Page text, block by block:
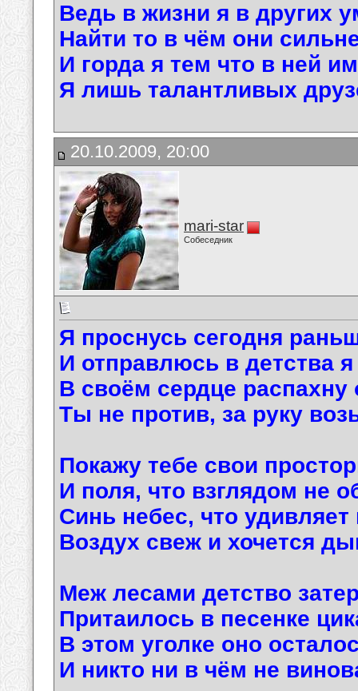
Ведь в жизни я в других
Найти то в чём они
И горда я тем что в ней
Я лишь талантливых
20.10.2009, 20:00
mari-star
Собеседник
Я проснусь сегодня
И отправлюсь в детства я
В своём сердце распахну
Ты не против, за руку
Покажу тебе свои
И поля, что взглядом не
Синь небес, что
Воздух свеж и хочется
Меж лесами детство
Притаилось в песенке
В этом уголке оно
И никто ни в чём не